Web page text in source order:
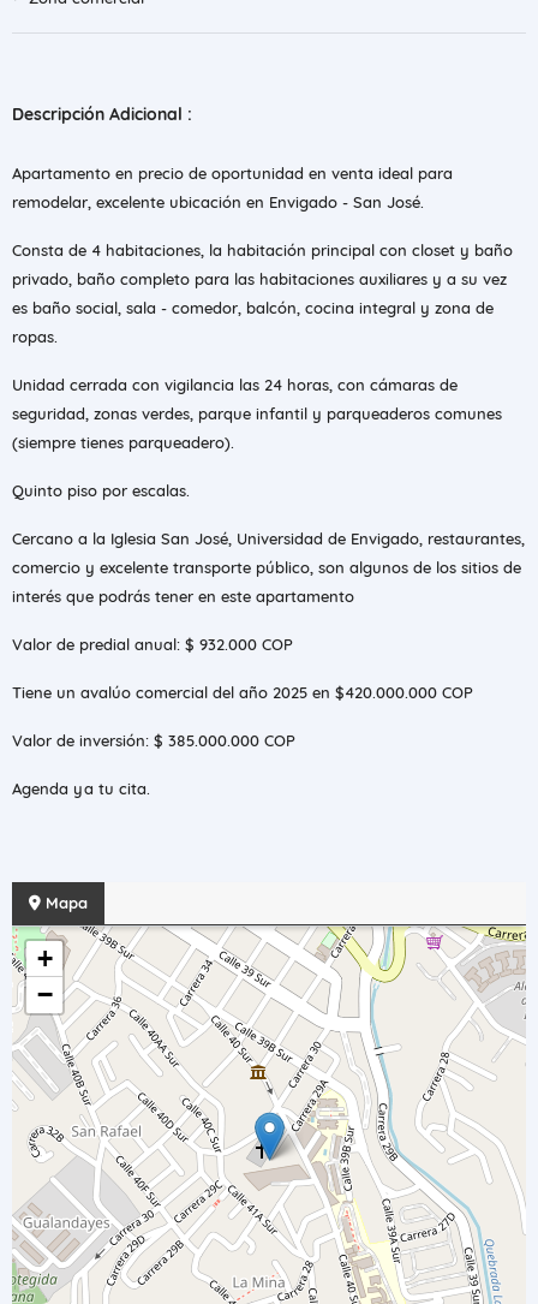
Descripción Adicional :
Apartamento en precio de oportunidad en venta ideal para
remodelar, excelente ubicación en Envigado - San José.
Consta de 4 habitaciones, la habitación principal con closet y baño
privado, baño completo para las habitaciones auxiliares y a su vez
es baño social, sala - comedor, balcón, cocina integral y zona de
ropas.
Unidad cerrada con vigilancia las 24 horas, con cámaras de
seguridad, zonas verdes, parque infantil y parqueaderos comunes
(siempre tienes parqueadero).
Quinto piso por escalas.
Cercano a la Iglesia San José, Universidad de Envigado, restaurantes,
comercio y excelente transporte público, son algunos de los sitios de
interés que podrás tener en este apartamento
Valor de predial anual: $ 932.000 COP
Tiene un avalúo comercial del año 2025 en $420.000.000 COP
Valor de inversión: $ 385.000.000 COP
Agenda ya tu cita.
Mapa
+
−